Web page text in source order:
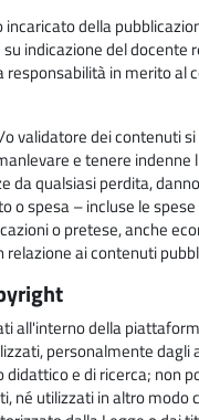
incaricato della
indicazione del docente
responsabilità in merito al
validatore dei contenuti
e tenere indenne
da qualsiasi perdita,
o spesa – incluse le
o pretese, anche
relazione ai contenuti
all'interno della
personalmente dagli
didattico e di ricerca; non
né utilizzati in altro modo